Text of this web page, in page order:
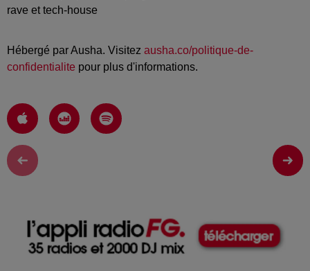
rave et tech-house
Hébergé par Ausha. Visitez ausha.co/politique-de-
confidentialite pour plus d'informations.